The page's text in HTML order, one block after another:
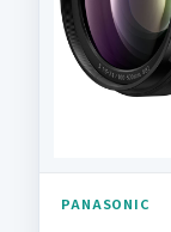
PANASONIC